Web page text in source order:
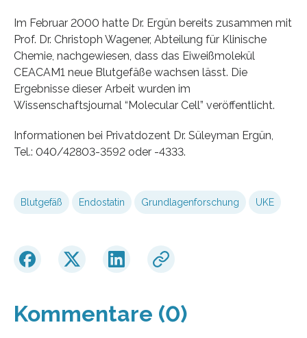
Im Februar 2000 hatte Dr. Ergün bereits zusammen mit
Prof. Dr. Christoph Wagener, Abteilung für Klinische
Chemie, nachgewiesen, dass das Eiweißmolekül
CEACAM1 neue Blutgefäße wachsen lässt. Die
Ergebnisse dieser Arbeit wurden im
Wissenschaftsjournal “Molecular Cell” veröffentlicht.
Informationen bei Privatdozent Dr. Süleyman Ergün,
Tel.: 040/42803-3592 oder -4333.
Blutgefäß Endostatin Grundlagenforschung UKE
Kommentare (0)